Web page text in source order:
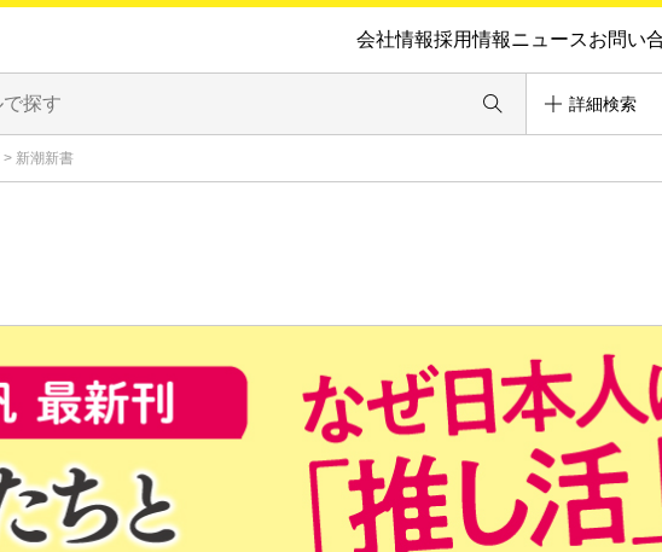
会社情報採用情報ニュースお問い
詳細検索
> 新潮新書